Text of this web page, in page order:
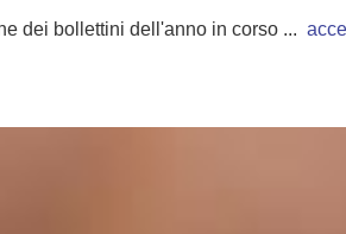
dei bollettini dell'anno in corso ...